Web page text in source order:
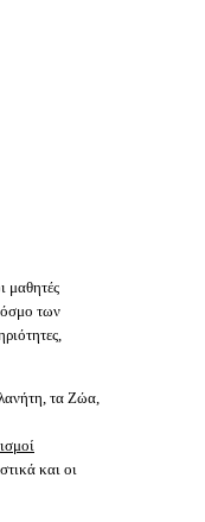
μαθητές
των
τα Ζώα,
και οι